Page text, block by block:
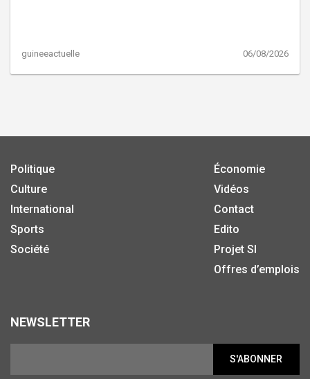
guineeactuelle 06/08/2026
Politique
Culture
International
Sports
Société
Économie
Vidéos
Contact
Edito
Projet SI
Offres d’emplois
NEWSLETTER
S'ABONNER